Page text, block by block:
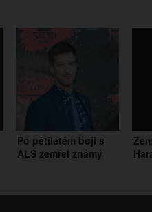
Po pětiletém boji s
ALS zemřel známý
let